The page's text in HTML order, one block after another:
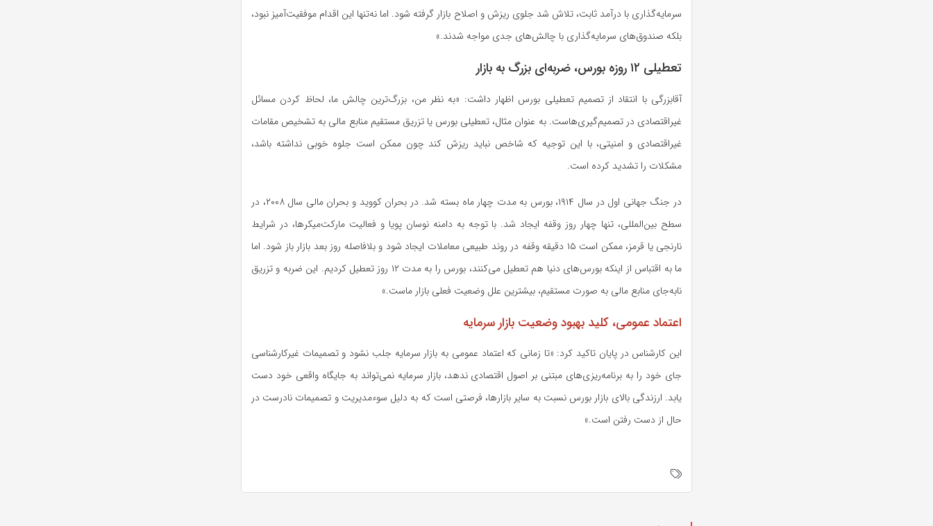
سرمایه‌گذاری با درآمد ثابت، تلاش شد جلوی ریزش و اصلاح بازار گرفته شود. اما نه‌تنها این اقدام موفقیت‌آمیز نبود،
بلکه صندوق‌های سرمایه‌گذاری با چالش‌های جدی مواجه شدند.
»
تعطیلی ۱۲روزه بورس، ضربه‌ای بزرگ به بازار
آقابزرگی با انتقاد از تصمیم تعطیلی بورس اظهار داشت: «به نظر من، بزرگ‌ترین چالش ما، لحاظ کردن مسائل
غیراقتصادی در تصمیم‌گیری‌هاست. به عنوان مثال، تعطیلی بورس یا تزریق مستقیم منابع مالی به تشخیص مقامات
غیراقتصادی و امنیتی، با این توجیه که شاخص نباید ریزش کند چون ممکن است جلوه خوبی نداشته باشد،
مشکلات را تشدید کرده است.
در جنگ جهانی اول در سال ۱۹۱۴، بورس به مدت چهار ماه بسته شد. در بحران کووید و بحران مالی سال۲۰۰۸، در
سطح بین‌المللی، تنها چهار روز وقفه ایجاد شد. با توجه به دامنه نوسان پویا و فعالیت مارکت‌میکرها، در شرایط
نارنجی یا قرمز، ممکن است ۱۵ دقیقه وقفه در روند طبیعی معاملات ایجاد شود و بلافاصله روز بعد بازار باز شود. اما
ما به اقتباس از اینکه بورس‌های دنیا هم تعطیل می‌کنند، بورس را به مدت ۱۲ روز تعطیل کردیم. این ضربه و تزریق
نابه‌جای منابع مالی به صورت مستقیم، بیشترین علل وضعیت فعلی بازار ماست.
»
اعتماد عمومی، کلید بهبود وضعیت بازار سرمایه
این کارشناس در پایان تاکید کرد: «تا زمانی که اعتماد عمومی به بازار سرمایه جلب نشود و تصمیمات غیرکارشناسی
جای خود را به برنامه‌ریزی‌های مبتنی بر اصول اقتصادی ندهد، بازار سرمایه نمی‌تواند به جایگاه واقعی خود دست
یابد. ارزندگی بالای بازار بورس نسبت به سایر بازارها، فرصتی است که به دلیل سوءمدیریت و تصمیمات نادرست در
حال از دست رفتن است.
»